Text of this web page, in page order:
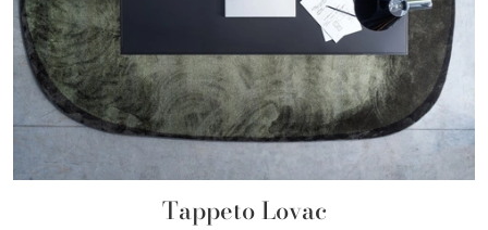
Tappeto Lovac